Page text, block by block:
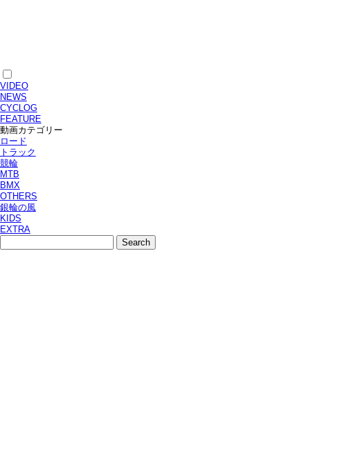
VIDEO
NEWS
CYCLOG
FEATURE
動画カテゴリー
ロード
トラック
競輪
MTB
BMX
OTHERS
銀輪の風
KIDS
EXTRA